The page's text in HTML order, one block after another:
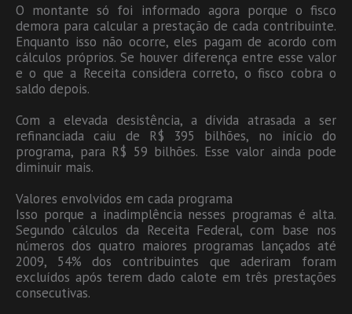
O montante só foi informado agora porque o fisco
demora para calcular a prestação de cada contribuinte.
Enquanto isso não ocorre, eles pagam de acordo com
cálculos próprios. Se houver diferença entre esse valor
e o que a Receita considera correto, o fisco cobra o
saldo depois.
Com a elevada desistência, a dívida atrasada a ser
refinanciada caiu de R$ 395 bilhões, no início do
programa, para R$ 59 bilhões. Esse valor ainda pode
diminuir mais.
Valores envolvidos em cada programa
Isso porque a inadimplência nesses programas é alta.
Segundo cálculos da Receita Federal, com base nos
números dos quatro maiores programas lançados até
2009, 54% dos contribuintes que aderiram foram
excluídos após terem dado calote em três prestações
consecutivas.